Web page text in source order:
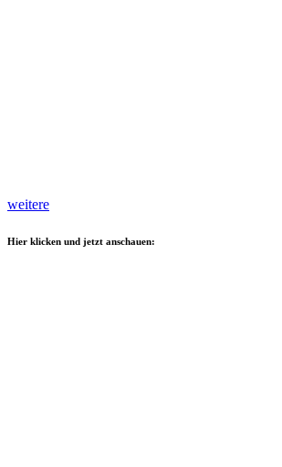
weitere
Hier klicken und jetzt anschauen: